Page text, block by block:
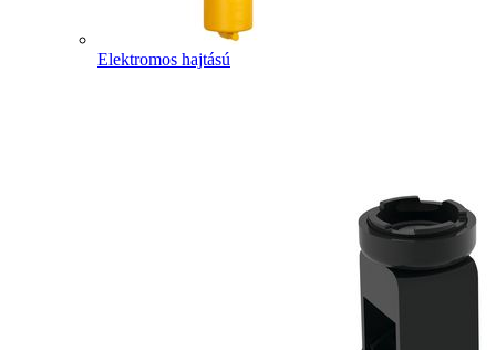
Elektromos hajtású